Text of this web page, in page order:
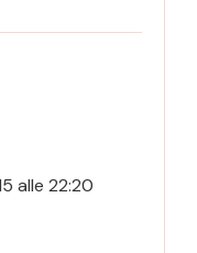
alle 22:20